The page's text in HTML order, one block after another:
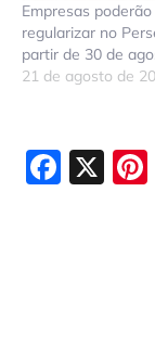
Empresas poderão
regularizar no
partir de 30 de
21 de agosto de
X